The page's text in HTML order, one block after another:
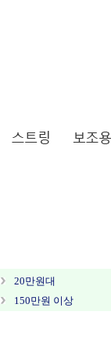
20만원대
150만원 이상